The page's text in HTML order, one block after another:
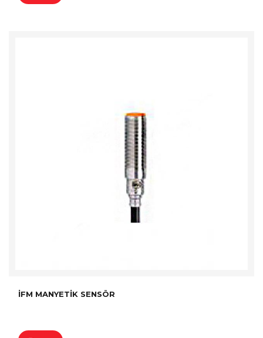
İFM MANYETIK SENSÖR